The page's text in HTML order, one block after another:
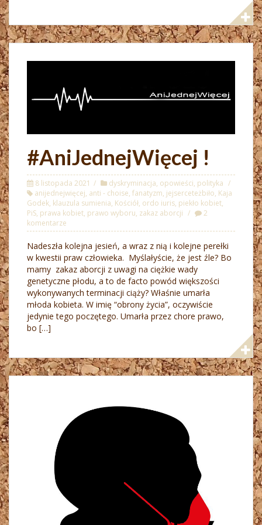
#AniJednejWięcej !
8 listopada 2021 dyskryminacja, opowieści, polityka
anijednejwięcej, anti - choise, fanatyzm, jejserceteżbiło, Kaja
Godek, klauzula sumienia, Kościół, ordo iuris, piekło kobiet,
PiS, prawa kobiet, prawo wyboru, zakaz aborcji
2
komentarze
Nadeszła kolejna jesień, a wraz z nią i kolejne perełki
w kwestii praw człowieka. Myślałyście, że jest źle? Bo
mamy zakaz aborcji z uwagi na ciężkie wady
genetyczne płodu, a to de facto powód większości
wykonywanych terminacji ciąży? Właśnie umarła
młoda kobieta. W imię “obrony życia”, oczywiście
jedynie tego poczętego. Umarła przez chore prawo,
bo […]